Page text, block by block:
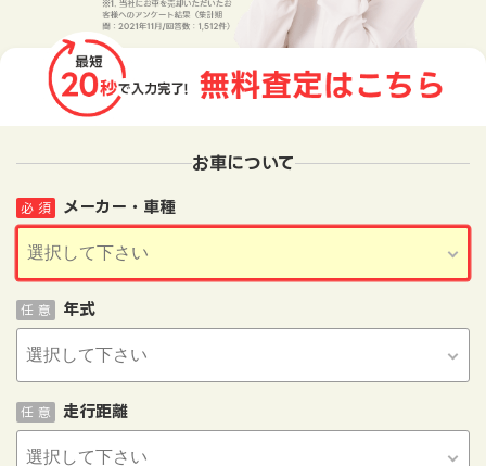
お車について
メーカー・車種
必 須
年式
任 意
走行距離
任 意